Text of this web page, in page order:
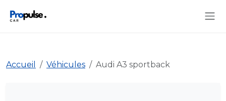
Accueil Véhicules Audi A3 sportback